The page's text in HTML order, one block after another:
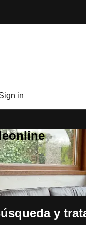
in
y